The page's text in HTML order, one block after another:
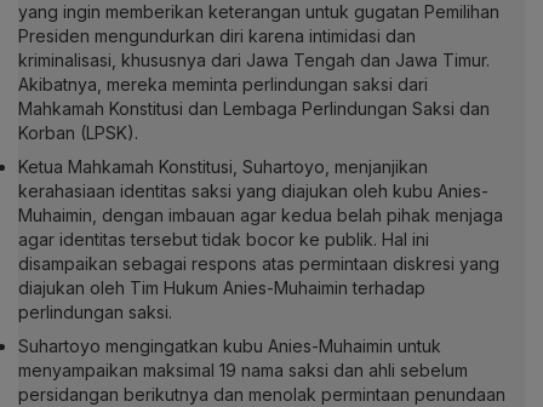
yang ingin memberikan keterangan untuk gugatan Pemilihan
Presiden mengundurkan diri karena intimidasi dan
kriminalisasi, khususnya dari Jawa Tengah dan Jawa Timur.
Akibatnya, mereka meminta perlindungan saksi dari
Mahkamah Konstitusi dan Lembaga Perlindungan Saksi dan
Korban (LPSK).
Ketua Mahkamah Konstitusi, Suhartoyo, menjanjikan
kerahasiaan identitas saksi yang diajukan oleh kubu Anies-
Muhaimin, dengan imbauan agar kedua belah pihak menjaga
agar identitas tersebut tidak bocor ke publik. Hal ini
disampaikan sebagai respons atas permintaan diskresi yang
diajukan oleh Tim Hukum Anies-Muhaimin terhadap
perlindungan saksi.
Suhartoyo mengingatkan kubu Anies-Muhaimin untuk
menyampaikan maksimal 19 nama saksi dan ahli sebelum
persidangan berikutnya dan menolak permintaan penundaan